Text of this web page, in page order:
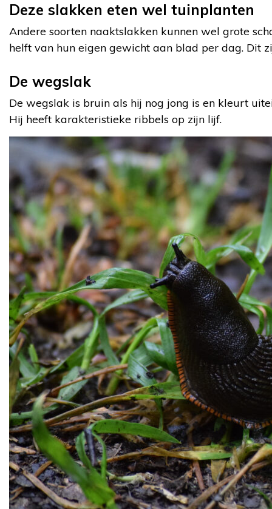
Deze slakken eten wel tuinplanten
Andere soorten naaktslakken kunnen wel grote
helft van hun eigen gewicht aan blad per dag. Dit
De wegslak
De wegslak is bruin als hij nog jong is en kleurt
Hij heeft karakteristieke ribbels op zijn lijf.